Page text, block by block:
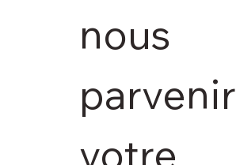
nous
parvenir
votre